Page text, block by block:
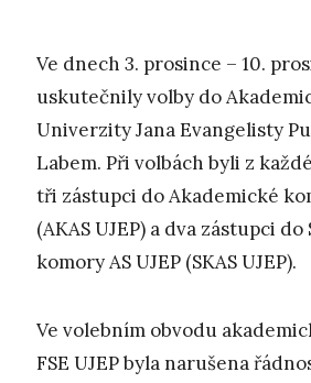
Ve dnech 3. prosince – 10.
uskutečnily volby do
Univerzity Jana Evangelisty
Labem. Při volbách byli z
tři zástupci do Akademické
(AKAS UJEP) a dva zástupci
komory AS UJEP (SKAS UJEP).
Ve volebním obvodu
FSE UJEP byla narušena